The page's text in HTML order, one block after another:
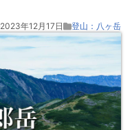
2023年12月17日 登山：八ヶ岳